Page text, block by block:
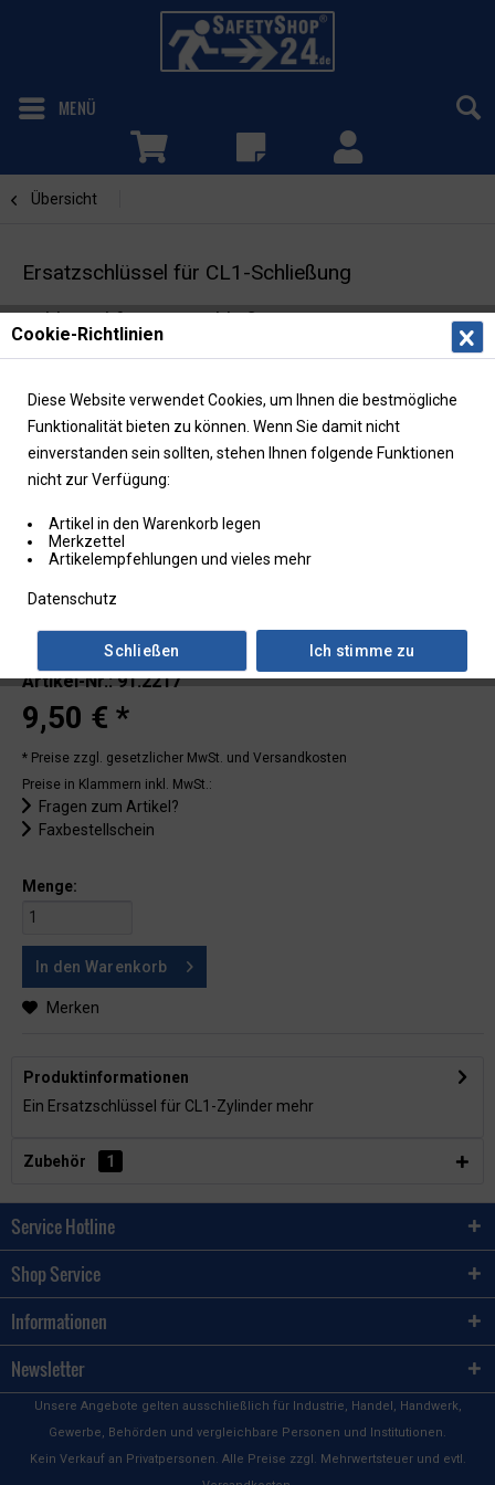
MENÜ
Übersicht
Ersatzschlüssel für CL1-Schließung
Schlüssel für CL1-Schließsystem
Lieferzeit: ab Lager
Artikel-Nr.: 91.2217
9,50 € *
* Preise zzgl. gesetzlicher MwSt. und Versandkosten
Preise in Klammern inkl. MwSt.:
Fragen zum Artikel?
Faxbestellschein
Menge:
In den Warenkorb
Merken
Produktinformationen
Ein Ersatzschlüssel für CL1-Zylinder mehr
Zubehör 1
Service Hotline
Shop Service
Informationen
Newsletter
Unsere Angebote gelten ausschließlich für Industrie, Handel, Handwerk,
Gewerbe, Behörden und vergleichbare Personen und Institutionen.
Kein Verkauf an Privatpersonen. Alle Preise zzgl. Mehrwertsteuer und evtl.
Cookie-Richtlinien
Diese Website verwendet Cookies, um Ihnen die bestmögliche
Funktionalität bieten zu können. Wenn Sie damit nicht
einverstanden sein sollten, stehen Ihnen folgende Funktionen
nicht zur Verfügung:
Artikel in den Warenkorb legen
Merkzettel
Artikelempfehlungen und vieles mehr
Datenschutz
Ich stimme zu
Schließen